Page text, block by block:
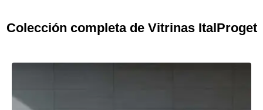
Colección completa de Vitrinas ItalProget